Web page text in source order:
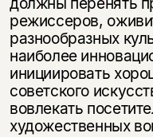
режиссеров,
разнообразных
наиболее
инициировать
советского
вовлекать
художественных